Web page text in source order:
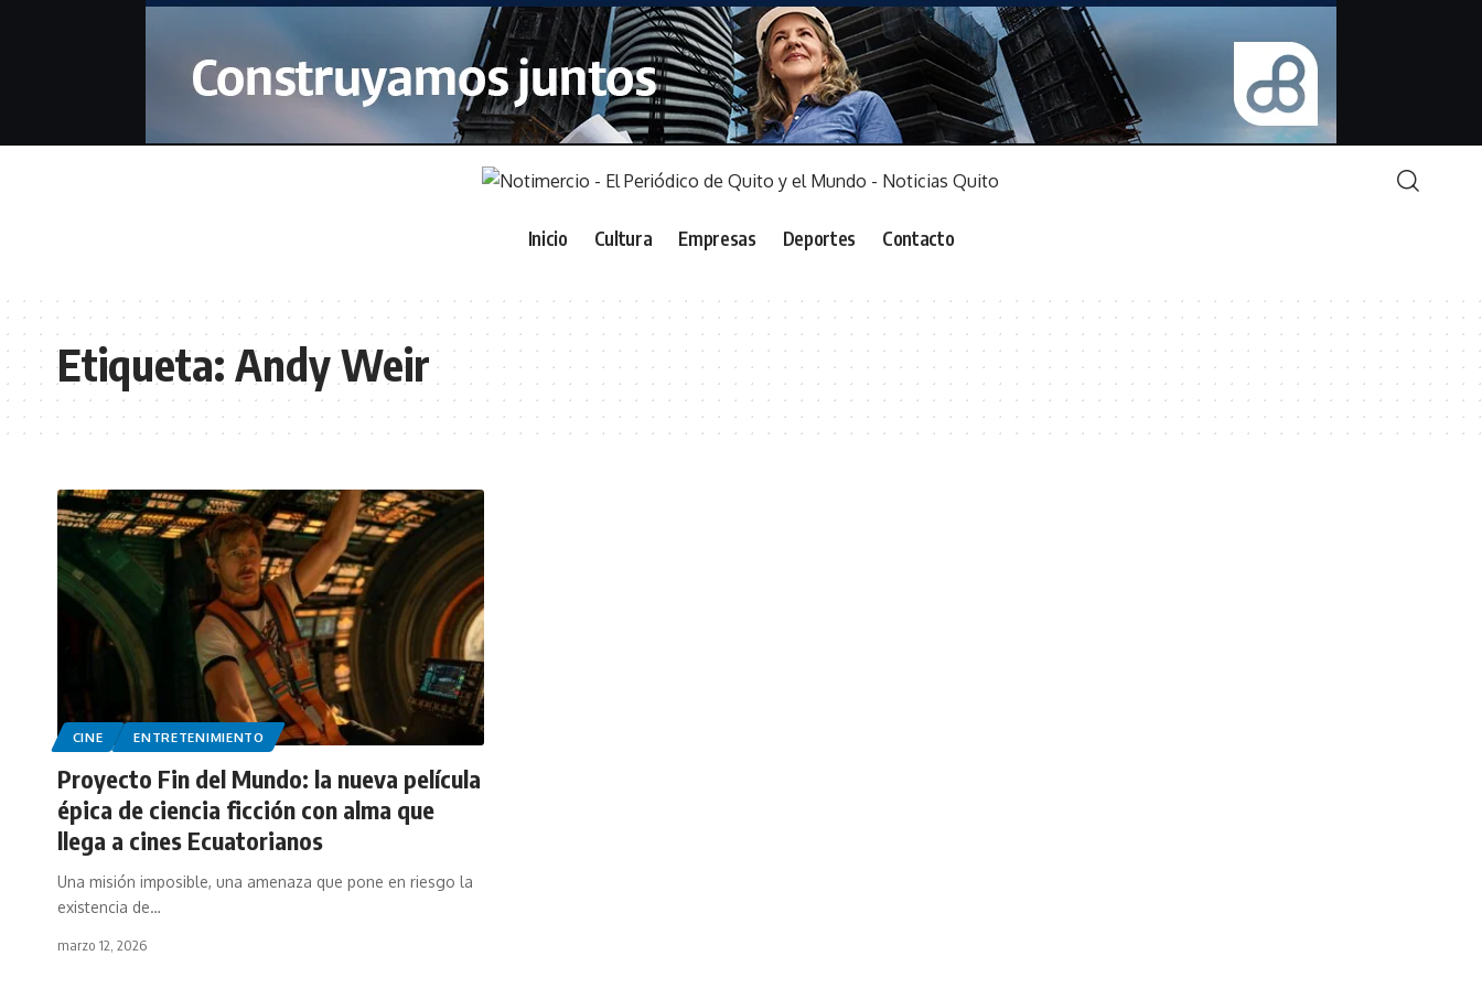
Inicio Cultura Empresas Deportes Contacto
Etiqueta: Andy Weir
CINE ENTRETENIMIENTO
Proyecto Fin del Mundo: la nueva película
épica de ciencia ficción con alma que
llega a cines Ecuatorianos
Una misión imposible, una amenaza que pone en riesgo la
existencia de…
marzo 12, 2026